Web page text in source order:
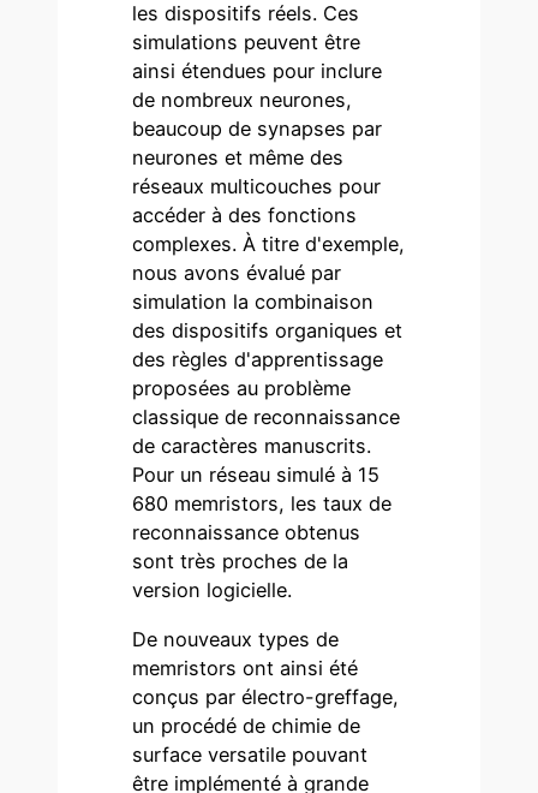
les dispositifs réels. Ces
simulations peuvent être
ainsi étendues pour inclure
de nombreux neurones,
beaucoup de synapses par
neurones et même des
réseaux multicouches pour
accéder à des fonctions
complexes. À titre d'exemple,
nous avons évalué par
simulation la combinaison
des dispositifs organiques et
des règles d'apprentissage
proposées au problème
classique de reconnaissance
de caractères manuscrits.
Pour un réseau simulé à 15
680 memristors, les taux de
reconnaissance obtenus
sont très proches de la
version logicielle.
De nouveaux types de
memristors ont ainsi été
conçus par électro-greffage,
un procédé de chimie de
surface versatile pouvant
être implémenté à grande